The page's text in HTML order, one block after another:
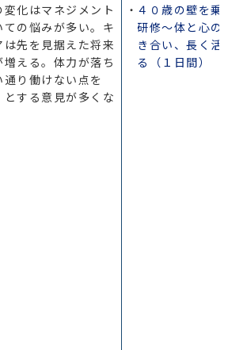
変化はマネジメント
ての悩みが多い。キ
は先を見据えた将来
増える。体力が落ち
通り働けない点を
とする意見が多くな
４０歳の壁を乗
研修～体と心の
き合い、長く活
る（１日間）